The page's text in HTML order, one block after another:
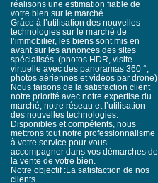
? ideal for family, friends,
premium features
pool, electric shutters, air
motorized gate, and
year-round comfort
between tranquility
Montpellier, with easy
this villa offers the rare
the countryside without
property, designed
moments of
réalisons une estimation fiable de
votre bien sur le marché.
Grâce à l’utilisation des nouvelles
technologies sur le marché de
l’immobilier, les biens sont mis en
avant sur les annonces des sites
spécialisés. (photos HDR, visite
virtuelle avec des panoramas 360 °,
photos aériennes et vidéos par drone)
Nous faisons de la satisfaction client
notre priorité avec notre expertise du
marché, notre réseau et l’utilisation
des nouvelles technologies.
Disponibles et compétents, nous
mettrons tout notre professionnalisme
à votre service pour vous
accompagner dans vos démarches de
la vente de votre bien.
Notre objectif :La satisfaction de nos
clients